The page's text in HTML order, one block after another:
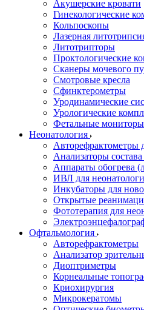
Акушерские кровати
Гинекологические
Кольпоскопы
Лазерная
Литотрипторы
Проктологические
Сканеры мочевого
Смотровые кресла
Сфинктерометры
Уродинамические
Урологические
Фетальные мониторы
Неонатология
Авторефрактометры
Анализаторы состава
Аппараты обогрева
ИВЛ для
Инкубаторы для
Открытые
Фототерапия для
Офтальмология
Авторефрактометры
Анализатор
Диоптриметры
Корнеальные
Криохирургия
Микрокератомы